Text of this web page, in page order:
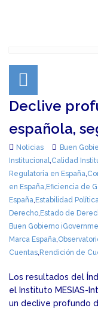
Declive
española,
Noticias Buen
Institucional,Calidad
Regulatoria en España,
en España, Eficiencia de
España, Estabilidad
Derecho, Estado de
Buen Gobierno
Marca España,
Cuentas, Rendición de
Los resultados del
el Instituto MESIAS-
un declive profundo